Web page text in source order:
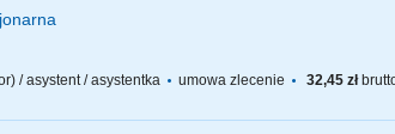
/ asystent / asystentka umowa zlecenie 32,45 zł